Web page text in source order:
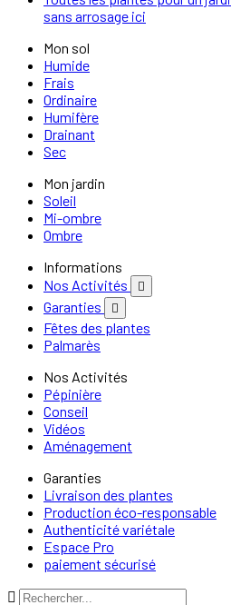
sans arrosage ici
Mon sol
Humide
Frais
Ordinaire
Humifère
Drainant
Sec
Mon jardin
Soleil
Mi-ombre
Ombre
Informations
Nos Activités

Garanties 
Fêtes des plantes
Palmarès
Nos Activités
Pépinière
Conseil
Vidéos
Aménagement
Garanties
Livraison des plantes
Production éco-responsable
Authenticité variétale
Espace Pro
paiement sécurisé
